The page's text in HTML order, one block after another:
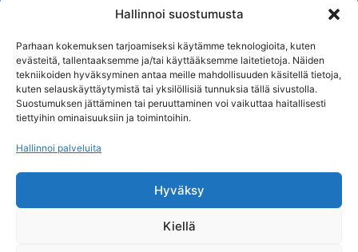
Hallinnoi suostumusta
Parhaan kokemuksen tarjoamiseksi käytämme teknologioita, kuten
evästeitä, tallentaaksemme ja/tai käyttääksemme laitetietoja. Näiden
tekniikoiden hyväksyminen antaa meille mahdollisuuden käsitellä tietoja,
kuten selauskäyttäytymistä tai yksilöllisiä tunnuksia tällä sivustolla.
Suostumuksen jättäminen tai peruuttaminen voi vaikuttaa haitallisesti
tiettyihin ominaisuuksiin ja toimintoihin.
Hallinnoi palveluita
Hyväksy
Kiellä
Oxford vai HDPE kangas?
OTA YHTEYTTÄ
tilaukset@tavarataivas.fi
MA-PE 10-14 Huom! Emme voi ottaa palautus ilmoituksia
Tavarataivas.fi / Importxx Oy